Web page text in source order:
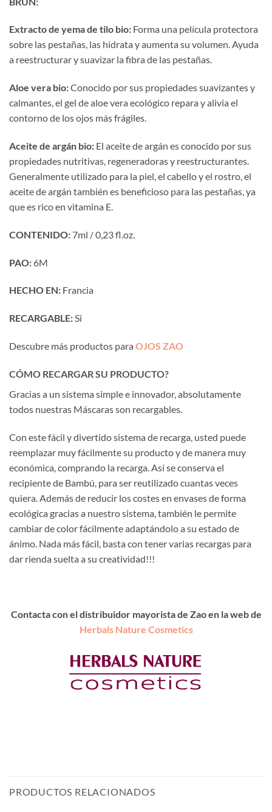
Extracto de yema de tilo bio: Forma una película protectora
sobre las pestañas, las hidrata y aumenta su volumen. Ayuda
a reestructurar y suavizar la fibra de las pestañas.
Aloe vera bio:Conocido por sus propiedades suavizantes y
calmantes, el gel de aloe vera ecológico repara y alivia el
contorno de los ojos más frágiles.
Aceite de argán bio: El aceite de argán es conocido por sus
propiedades nutritivas, regeneradoras y reestructurantes.
Generalmente utilizado para la piel, el cabello y el rostro, el
aceite de argán también es beneficioso para las pestañas, ya
que es rico en vitamina E.
CONTENIDO: 7ml / 0,23 fl.oz.
PAO: 6M
HECHO EN: Francia
RECARGABLE:Si
Descubre más productos para OJOS ZAO
CÓMO RECARGAR SU PRODUCTO?
Gracias a un sistema simple e innovador, absolutamente
todos nuestras Máscaras son recargables.
Con este fácil y divertido sistema de recarga, usted puede
reemplazar muy fácilmente su producto y de manera muy
económica, comprando la recarga. Así se conserva el
recipiente de Bambú, para ser reutilizado cuantas veces
quiera. Además de reducir los costes en envases de forma
ecológica gracias a nuestro sistema, también le permite
cambiar de color fácilmente adaptándolo a su estado de
ánimo. Nada más fácil, basta con tener varias recargas para
dar rienda suelta a su creatividad!!!
Contacta con el distribuidor mayorista de Zao en la web de
Herbals Nature Cosmetics
PRODUCTOS RELACIONADOS